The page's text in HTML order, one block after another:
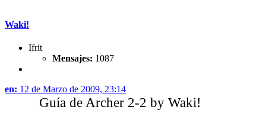
Waki!
Ifrit
Mensajes: 1087
en: 12 de Marzo de 2009, 23:14
Guía de Archer 2-2 by Waki!